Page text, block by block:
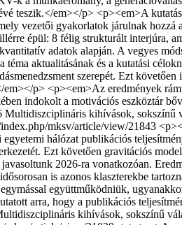
teszik.</em></p> <p><em>A
vezetői gyakorlatok járulnak hozzá
épül: 8 félig strukturált interjúra,
adatok alapján. A vegyes
aktualitásának és a kutatási
szerepét. Ezt
p> <p><em>Az eredmények
indokolt a motivációs eszköztár
kihívások, sokszínű
mksv/article/view/21843
hálózat publikációs
Ezt követően gravitációs
2026-ra vonatkozóan.
is azonos klaszterekbe
együttműködniük,
arra, hogy a publikációs
kihívások, sokszínű